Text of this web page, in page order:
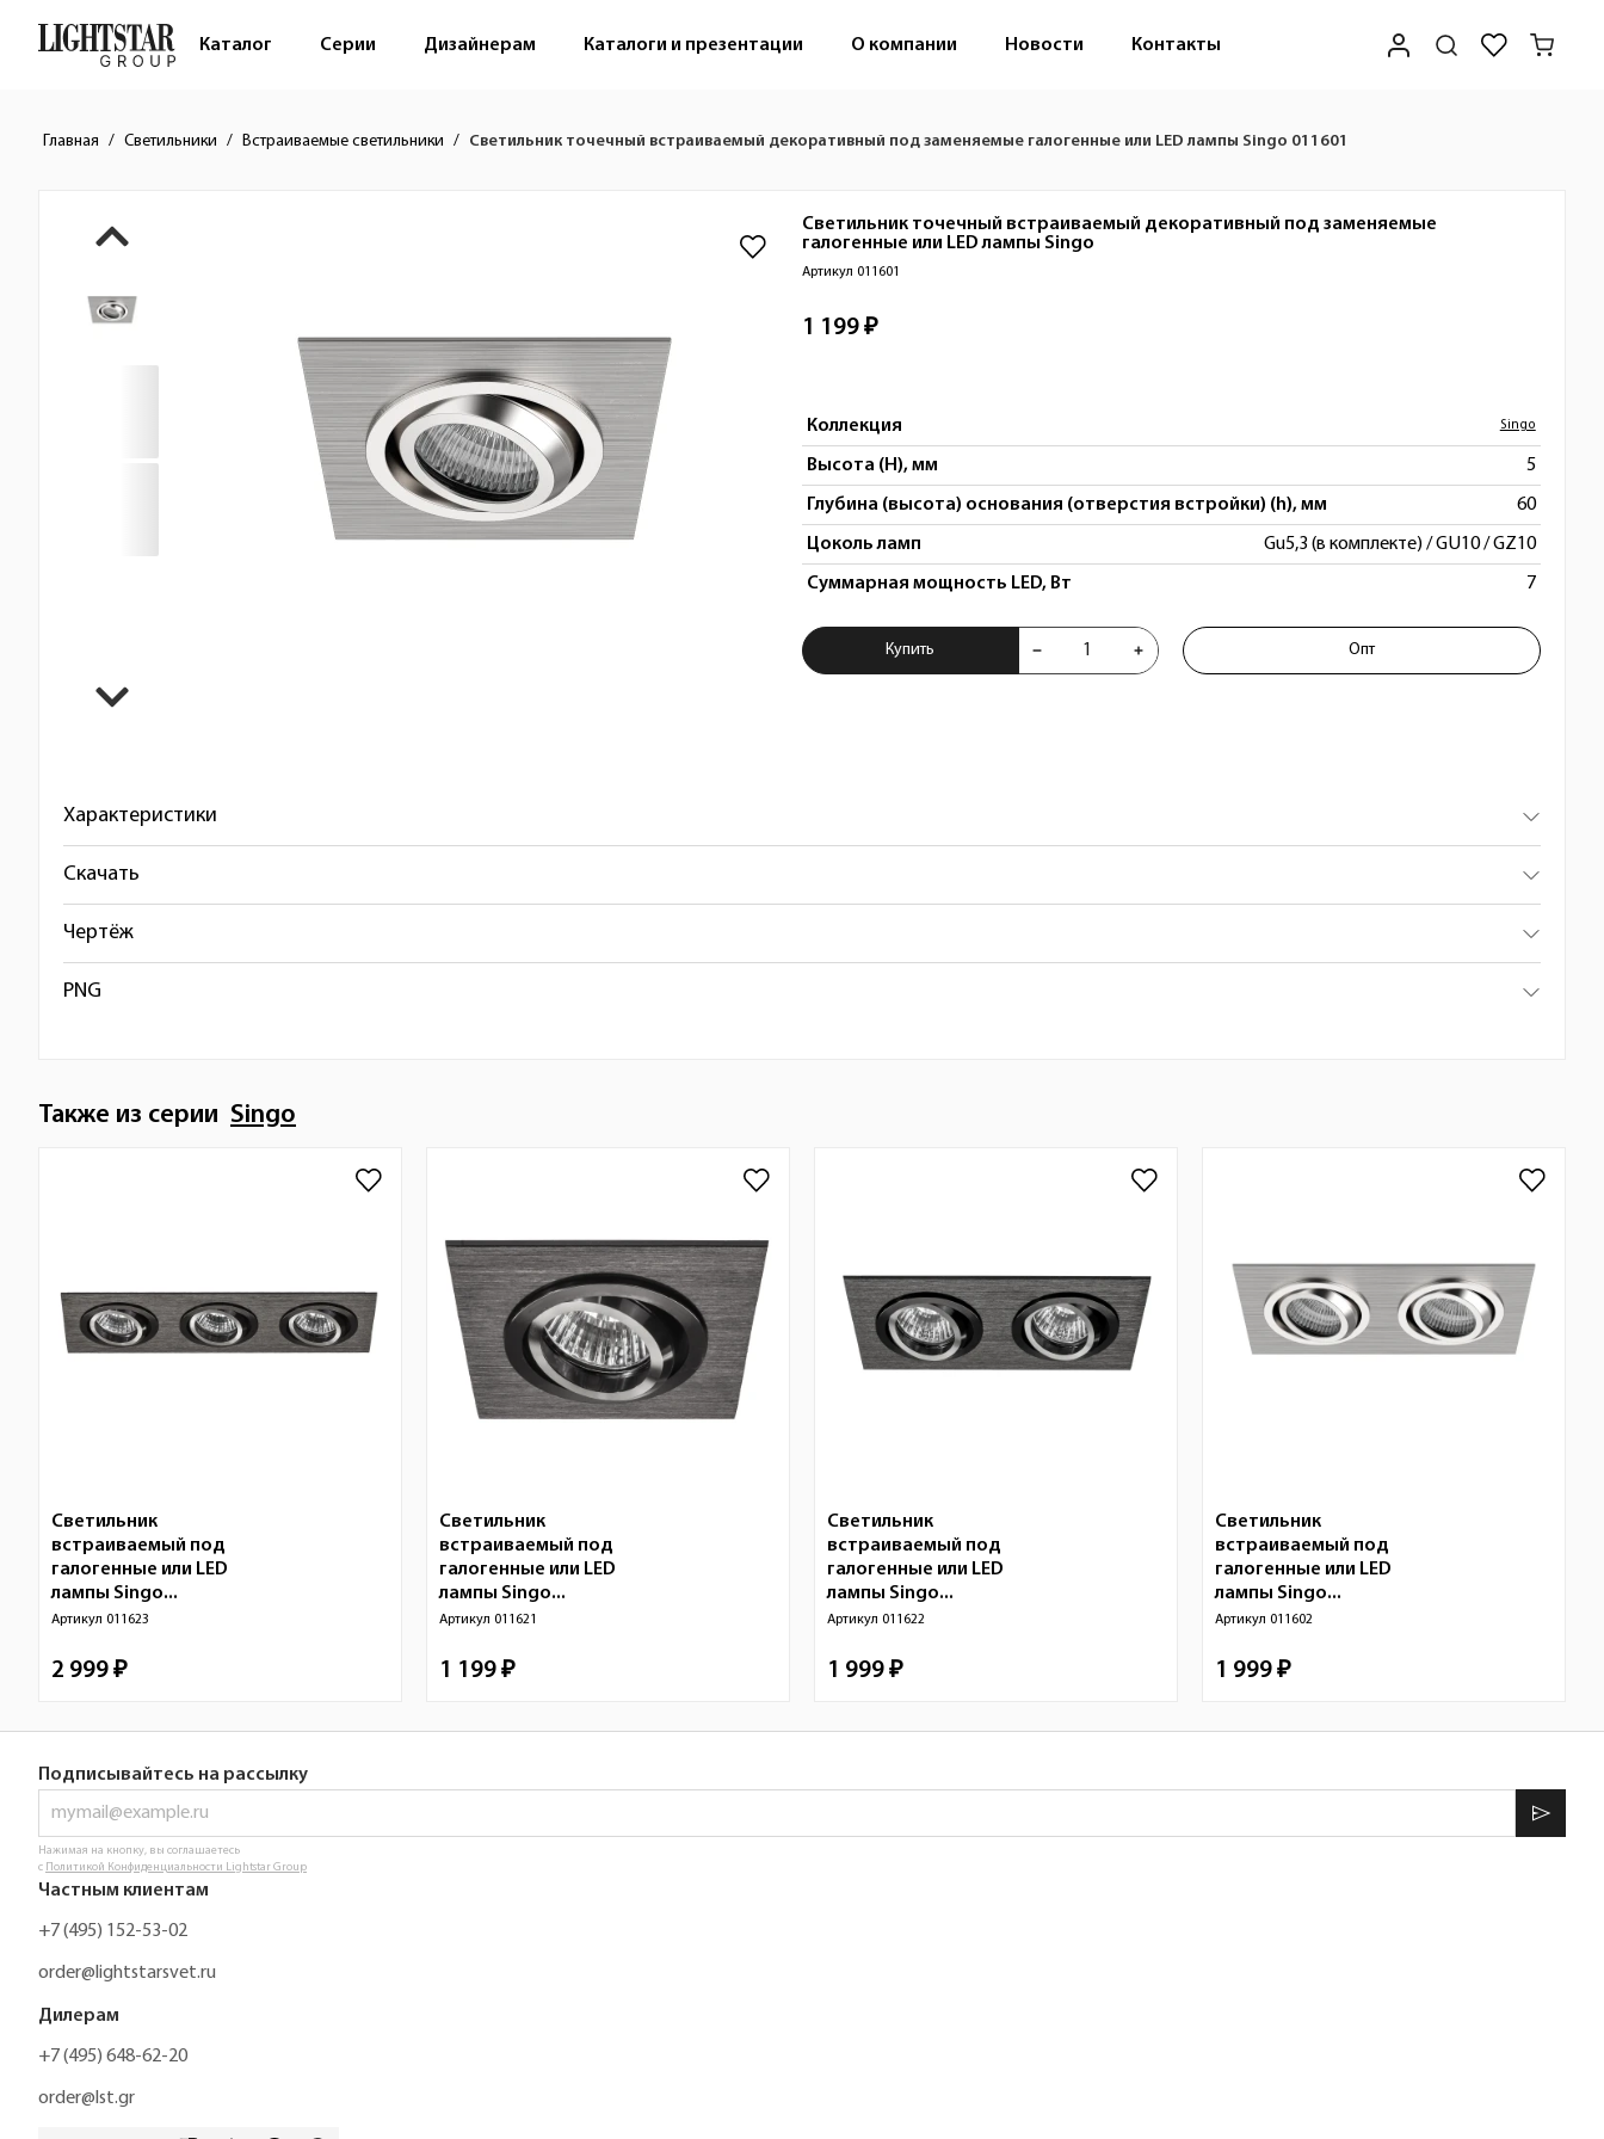
Каталог Серии Дизайнерам Каталоги и презентации О компании Новости Контакты
Главная Светильники Встраиваемые светильники Светильник точечный встраиваемый декоративный под заменяемые галогенные или LED лампы Singo 011601
Краткое описание товара
Изображения товара
Светильник точечный встраиваемый декоративный под заменяемые
галогенные или LED лампы Singo
Артикул 011601
Стоимость товара 1 199 ₽
Коллекция Singo
Высота (H), мм 5
Глубина (высота) основания (отверстия встройки) (h), мм 60
Цоколь ламп Gu5,3 (в комплекте) / GU10 / GZ10
Суммарная мощность LED, Вт 7
Купить Светильник точечный встраиваемый
Купить Опт
Характеристики
Скачать
Чертёж
PNG
Также из серии Singo
Светильник
встраиваемый под
галогенные или LED
лампы Singo...
Артикул 011623
2 999 ₽
Светильник
встраиваемый под
галогенные или LED
лампы Singo...
Артикул 011621
1 199 ₽
Светильник
встраиваемый под
галогенные или LED
лампы Singo...
Артикул 011622
1 999 ₽
Светильник
встраиваемый под
галогенные или LED
лампы Singo...
Артикул 011602
1 999 ₽
Подписывайтесь на рассылку
send
Нажимая на кнопку, вы соглашаетесь
с Политикой Конфиденциальности Lightstar Group
Частным клиентам
+7 (495) 152-53-02
order@lightstarsvet.ru
Дилерам
+7 (495) 648-62-20
order@lst.gr